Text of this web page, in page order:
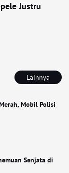
Lainnya
Mobil Polisi
Senjata di
Justru